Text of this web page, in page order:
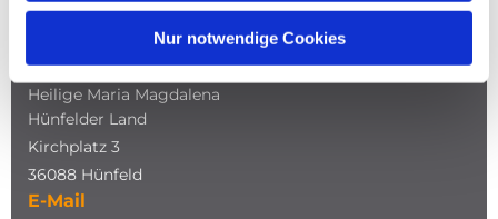
Nur notwendige Cookies
Katholische Kirche
Heilige Maria Magdalena
Hünfelder Land
Kirchplatz 3
36088 Hünfeld
E-Mail